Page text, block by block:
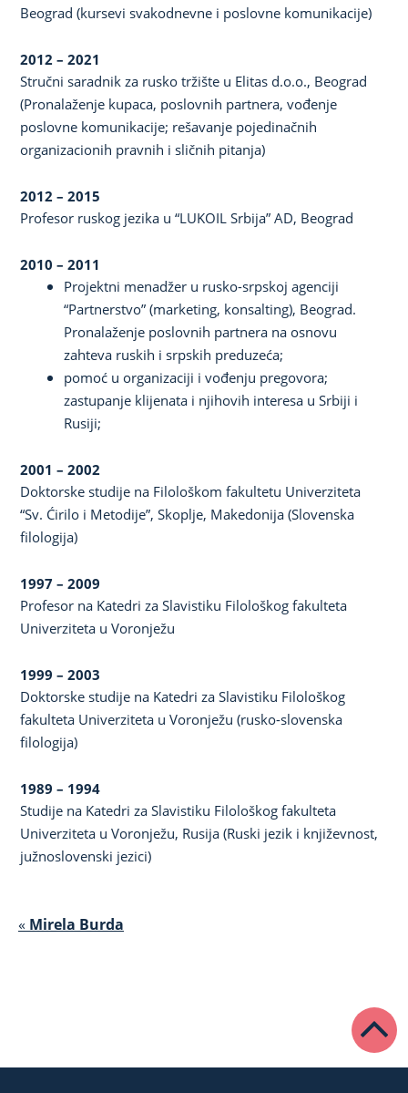
Beograd (kursevi svakodnevne i poslovne komunikacije)
2012 – 2021
Stručni saradnik za rusko tržište u Elitas d.o.o., Beograd
(Pronalaženje kupaca, poslovnih partnera, vođenje
poslovne komunikacije; rešavanje pojedinačnih
organizacionih pravnih i sličnih pitanja)
2012 – 2015
Profesor ruskog jezika u “LUKOIL Srbija” AD, Beograd
2010 – 2011
Projektni menadžer u rusko-srpskoj agenciji
“Partnerstvo” (marketing, konsalting), Beograd.
Pronalaženje poslovnih partnera na osnovu
zahteva ruskih i srpskih preduzeća;
pomoć u organizaciji i vođenju pregovora;
zastupanje klijenata i njihovih interesa u Srbiji i
Rusiji;
2001 – 2002
Doktorske studije na Filološkom fakultetu Univerziteta
“Sv. Ćirilo i Metodije”, Skoplje, Makedonija (Slovenska
filologija)
1997 – 2009
Profesor na Katedri za Slavistiku Filološkog fakulteta
Univerziteta u Voronježu
1999 – 2003
Doktorske studije na Katedri za Slavistiku Filološkog
fakulteta Univerziteta u Voronježu (rusko-slovenska
filologija)
1989 – 1994
Studije na Katedri za Slavistiku Filološkog fakultetа
Univerziteta u Voronježu, Rusija (Ruski jezik i književnost,
južnoslovenski jezici)
« Mirela Burda